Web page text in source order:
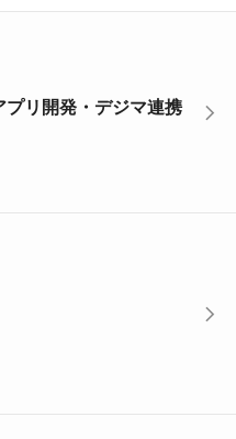
リ開発・デジマ連携